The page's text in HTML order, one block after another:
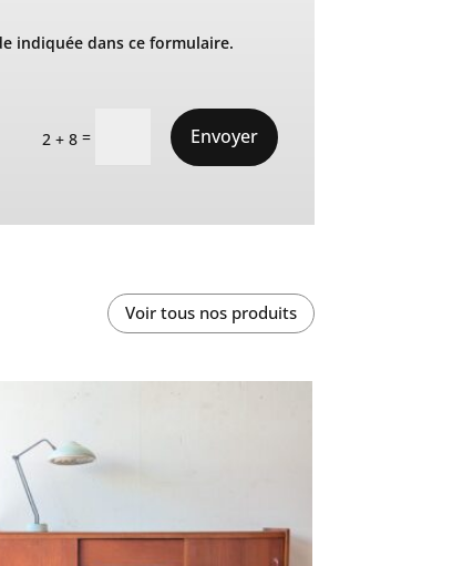
indiquée dans ce formulaire.
2 + 8 = Envoyer
Voir tous nos produits